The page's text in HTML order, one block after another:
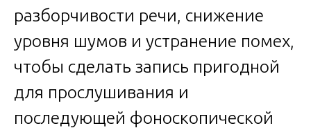
разборчивости речи, снижение
уровня шумов и устранение помех,
чтобы сделать запись пригодной
для прослушивания и
последующей фоноскопической